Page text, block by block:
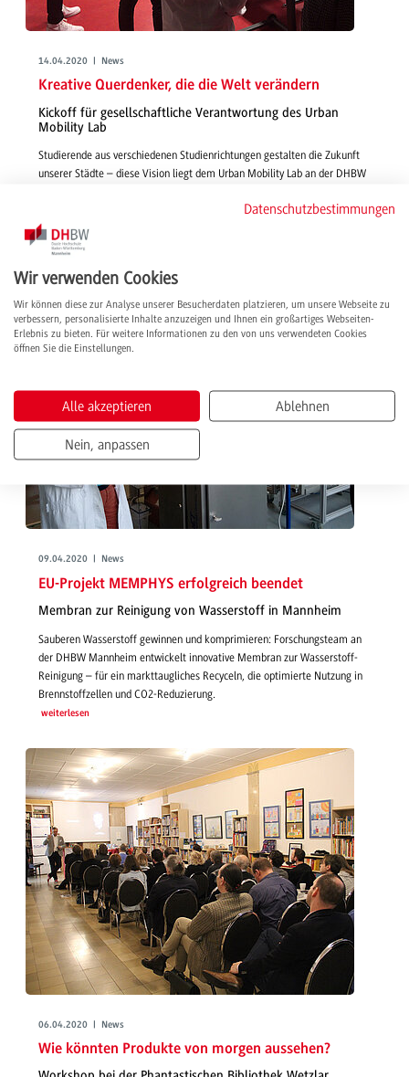
14.04.2020 | News
Kreative Querdenker, die die Welt verändern
Kickoff für gesellschaftliche Verantwortung des Urban
Mobility Lab
Studierende aus verschiedenen Studienrichtungen gestalten die Zukunft
unserer Städte – diese Vision liegt dem Urban Mobility Lab an der DHBW
unsere Kultur nachhaltig beeinflussen. Zum Kickoff haben die
Studierenden ihre Ideen einer Jury präsentiert.
weiterlesen
09.04.2020 | News
EU-Projekt MEMPHYS erfolgreich beendet
Membran zur Reinigung von Wasserstoff in Mannheim
Sauberen Wasserstoff gewinnen und komprimieren: Forschungsteam an
der DHBW Mannheim entwickelt innovative Membran zur Wasserstoff-
Reinigung – für ein markttaugliches Recyceln, die optimierte Nutzung in
Brennstoffzellen und CO2-Reduzierung.
weiterlesen
06.04.2020 | News
Wie könnten Produkte von morgen aussehen?
Datenschutzbestimmungen
Wir verwenden Cookies
Wir können diese zur Analyse unserer Besucherdaten platzieren, um unsere Webseite zu
verbessern, personalisierte Inhalte anzuzeigen und Ihnen ein großartiges Webseiten-
Erlebnis zu bieten. Für weitere Informationen zu den von uns verwendeten Cookies
öffnen Sie die Einstellungen.
Alle akzeptieren Ablehnen
Nein, anpassen